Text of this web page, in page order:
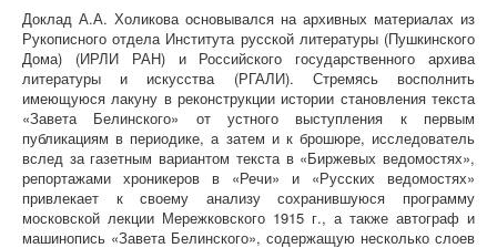
Доклад А.А. Холикова основывался на архивных материалах из
Рукописного отдела Института русской литературы (Пушкинского
Дома) (ИРЛИ РАН) и Российского государственного архива
литературы и искусства (РГАЛИ). Стремясь восполнить
имеющуюся лакуну в реконструкции истории становления текста
«Завета Белинского» от устного выступления к первым
публикациям в периодике, а затем и к брошюре, исследователь
вслед за газетным вариантом текста в «Биржевых ведомостях»,
репортажами хроникеров в «Речи» и «Русских ведомостях»
привлекает к своему анализу сохранившуюся программу
московской лекции Мережковского 1915 г., а также автограф и
машинопись «Завета Белинского», содержащую несколько слоев